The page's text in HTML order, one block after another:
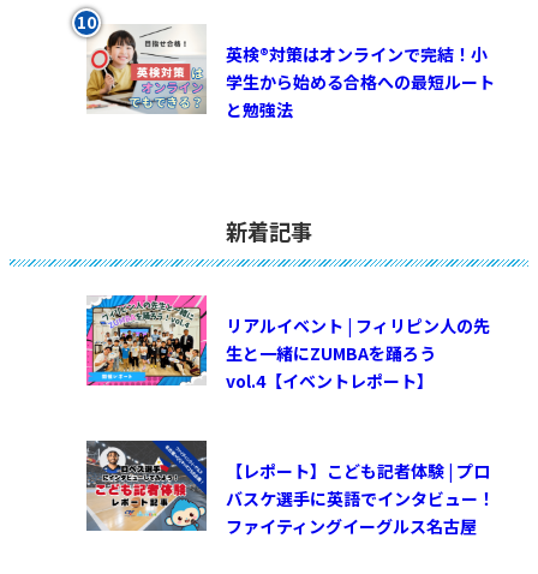
英検®対策はオンラインで完結！小
学生から始める合格への最短ルート
と勉強法
新着記事
リアルイベント | フィリピン人の先
生と一緒にZUMBAを踊ろう
vol.4【イベントレポート】
【レポート】こども記者体験 | プロ
バスケ選手に英語でインタビュー！
ファイティングイーグルス名古屋